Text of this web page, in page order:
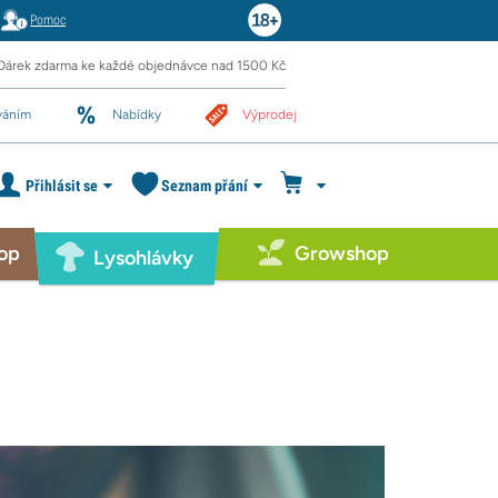
Pomoc
zdarma ke každé objednávce nad 1500 Kč
Nabídky Výprodej
Přihlásit se Seznam přání
Lysohlávky Growshop